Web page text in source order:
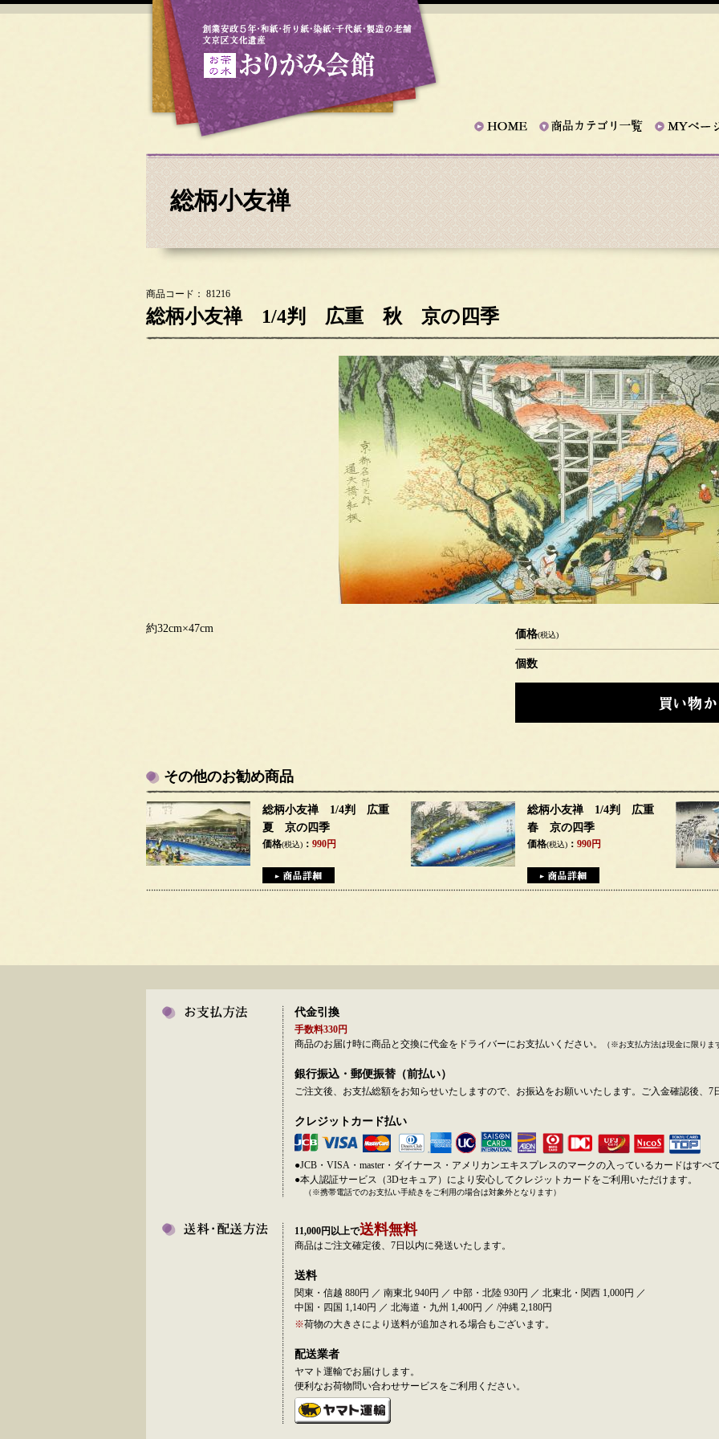
総柄小友禅
商品コード： 81216
総柄小友禅 1/4判 広重 秋 京の四季
約32cm×47cm 価格(税込)
個数
その他のお勧め商品
総柄小友禅 1/4判 広重
夏 京の四季
価格(税込) ： 990円
総柄小友禅 1/4判 広重
春 京の四季
価格(税込) ： 990円
代金引換
手数料330円
商品のお届け時に商品と交換に代金をドライバーにお支払いください。
（※お支払方法は現金に限りま
銀行振込・郵便振替（前払い）
ご注文後、お支払総額をお知らせいたしますので、お振込をお願いいたします。ご入金確認後、7
クレジットカード払い
●JCB・VISA・master・ダイナース・アメリカンエキスプレスのマークの入っているカードはすべ
●本人認証サービス（3Dセキュア）により安心してクレジットカードをご利用いただけます。
（※携帯電話でのお支払い手続きをご利用の場合は対象外となります）
11,000円以上で送料無料
商品はご注文確定後、7日以内に発送いたします。
送料
関東・信越 880円 ／ 南東北 940円 ／ 中部・北陸 930円 ／ 北東北・関西 1,000円 ／
中国・四国 1,140円 ／ 北海道・九州 1,400円 ／ /沖縄 2,180円
※荷物の大きさにより送料が追加される場合もございます。
配送業者
ヤマト運輸でお届けします。
便利なお荷物問い合わせサービスをご利用ください。